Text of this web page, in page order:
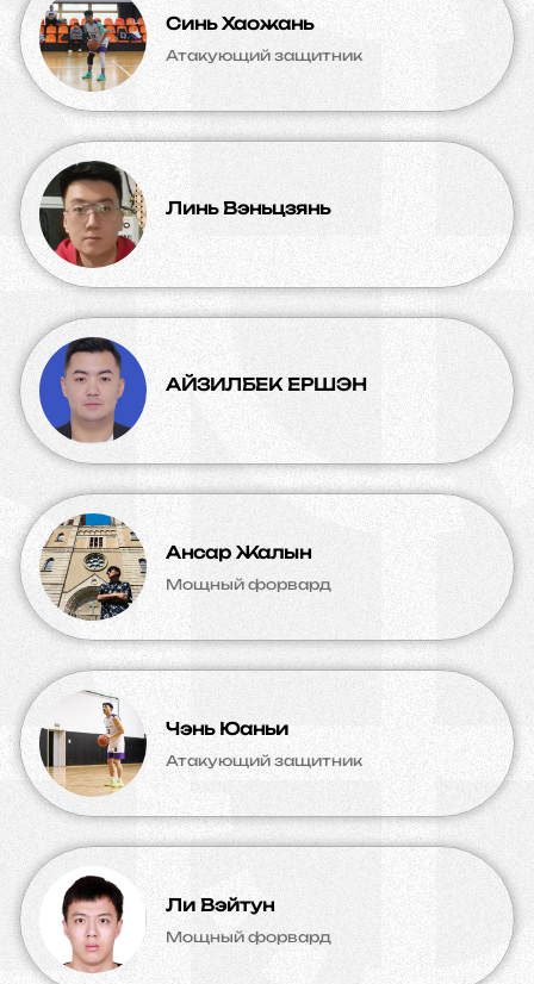
Синь Хаожань
Атакующий защитник
Линь Вэньцзянь
АЙЗИЛБЕК ЕРШЭН
Ансар Жалын
Мощный форвард
Чэнь Юаньи
Атакующий защитник
Ли Вэйтун
Мощный форвард